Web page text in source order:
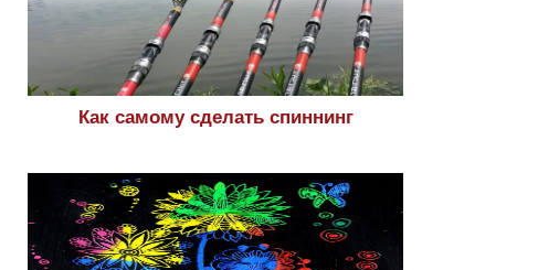
Как самому сделать спиннинг